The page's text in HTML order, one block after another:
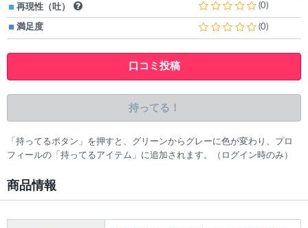
再現性（吐） (0)
満足度 (0)
口コミ投稿
持ってる！
「持ってるボタン」を押すと、グリーンからグレーに色が変わり、プロ
フィールの「持ってるアイテム」に追加されます。（ログイン時のみ）
商品情報